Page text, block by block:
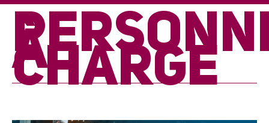
À
CHARGE